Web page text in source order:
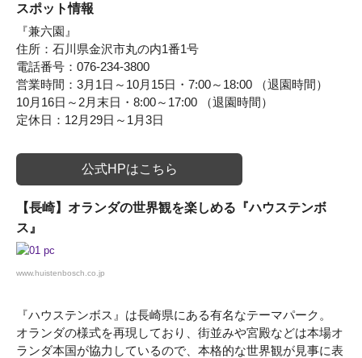
スポット情報
『兼六園』
住所：石川県金沢市丸の内1番1号
電話番号：076-234-3800
営業時間：3月1日～10月15日・7:00～18:00 （退園時間）
10月16日～2月末日・8:00～17:00 （退園時間）
定休日：12月29日～1月3日
公式HPはこちら
【長崎】オランダの世界観を楽しめる『ハウステンボ
ス』
www.huistenbosch.co.jp
『ハウステンボス』は長崎県にある有名なテーマパーク。
オランダの様式を再現しており、街並みや宮殿などは本場オ
ランダ本国が協力しているので、本格的な世界観が見事に表